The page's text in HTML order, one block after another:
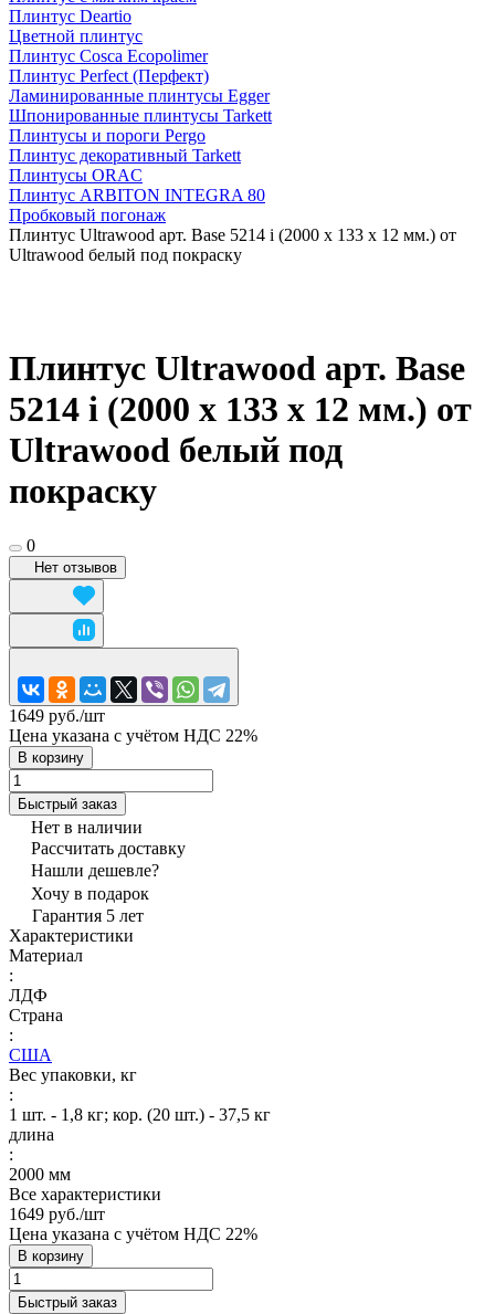
Плинтус Deartio
Цветной плинтус
Плинтус Cosca Ecopolimer
Плинтус Perfect (Перфект)
Ламинированные плинтусы Egger
Шпонированные плинтусы Tarkett
Плинтусы и пороги Pergo
Плинтус декоративный Tarkett
Плинтусы ORAC
Плинтус ARBITON INTEGRA 80
Пробковый погонаж
Плинтус Ultrawood арт. Base 5214 i (2000 x 133 x 12 мм.) от
Ultrawood белый под покраску
Плинтус Ultrawood арт. Base
5214 i (2000 x 133 x 12 мм.) от
Ultrawood белый под
покраску
0
Нет отзывов
1649 руб./шт
Цена указана с учётом НДС 22%
В корзину
Быстрый заказ
Нет в наличии
Рассчитать доставку
Нашли дешевле?
Хочу в подарок
Гарантия 5 лет
Характеристики
Материал
:
ЛДФ
Страна
:
США
Вес упаковки, кг
:
1 шт. - 1,8 кг; кор. (20 шт.) - 37,5 кг
длина
:
2000 мм
Все характеристики
1649 руб./шт
Цена указана с учётом НДС 22%
В корзину
Быстрый заказ